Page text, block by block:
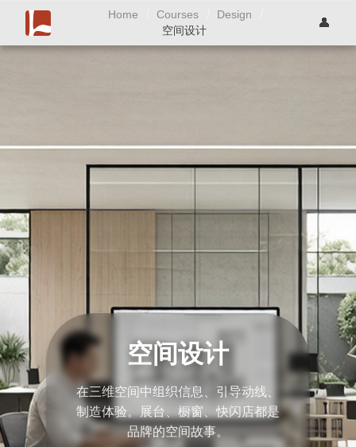
Home Courses Design
空间设计
👤
空间设计
在三维空间中组织信息、引导动线、
制造体验。展台、橱窗、快闪店都是
品牌的空间故事。